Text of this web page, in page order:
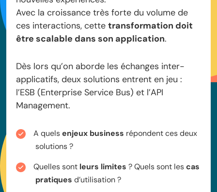
Avec la croissance très forte du volume de
ces interactions, cettetransformation doit
être scalable dans son application.
Dès lors qu’on aborde les échanges inter-
applicatifs, deux solutions entrent en jeu :
l’ESB (Enterprise Service Bus) et l’API
Management.
A quelsenjeux business répondent ces deux
solutions ?
Quelles sont leurs limites ? Quels sont lescas
pratiques d’utilisation ?